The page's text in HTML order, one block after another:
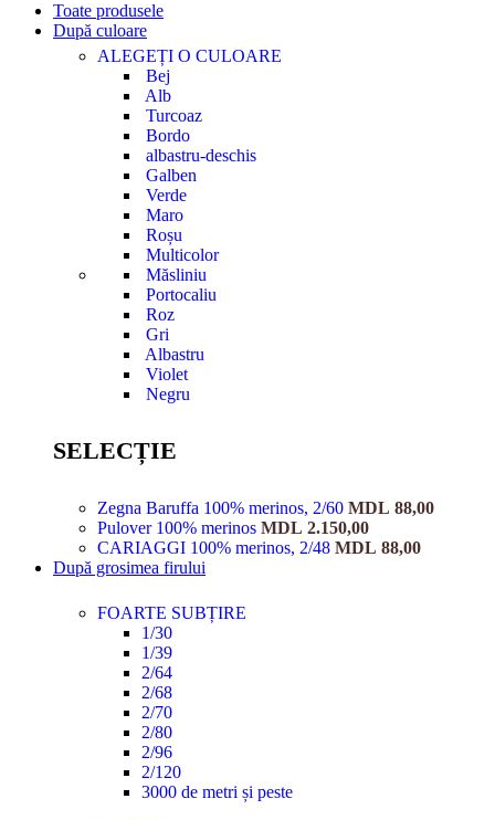
Toate produsele
După culoare
ALEGEȚI O CULOARE
Bej
Alb
Turcoaz
Bordo
albastru-deschis
Galben
Verde
Maro
Roșu
Multicolor
Măsliniu
Portocaliu
Roz
Gri
Albastru
Violet
Negru
SELECȚIE
Zegna Baruffa 100% merinos, 2/60 MDL 88,00
Pulover 100% merinos MDL 2.150,00
CARIAGGI 100% merinos, 2/48 MDL 88,00
După grosimea firului
FOARTE SUBȚIRE
1/30
1/39
2/64
2/68
2/70
2/80
2/96
2/120
3000 de metri și peste